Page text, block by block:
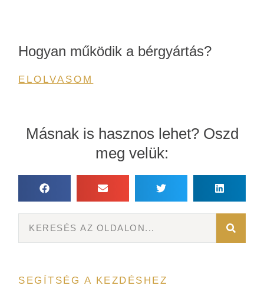
Hogyan működik a bérgyártás?
ELOLVASOM
Másnak is hasznos lehet? Oszd
meg velük:
SEGÍTSÉG A KEZDÉSHEZ